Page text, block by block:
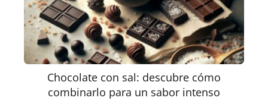
Chocolate con sal: descubre cómo
combinarlo para un sabor intenso